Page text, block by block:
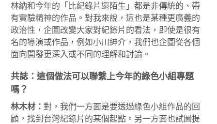
林納和今年的「比紀錄片還陌生」都是非傳統的、帶
有實驗精神的作品。對我來說，這也是某種更廣義的
政治性，企圖改變大家對紀錄片的看法，即使是很有
名的導演或作品，例如小川紳介，我們也企圖從各個
面向開發更深入或不同的理解和討論。
共誌：這個做法可以聯繫上今年的綠色小組專題
嗎？
林木材：對，我們一方面是要透過綠色小組作品的回
顧，找到台灣紀錄片的某個起點。另一方面也試圖提